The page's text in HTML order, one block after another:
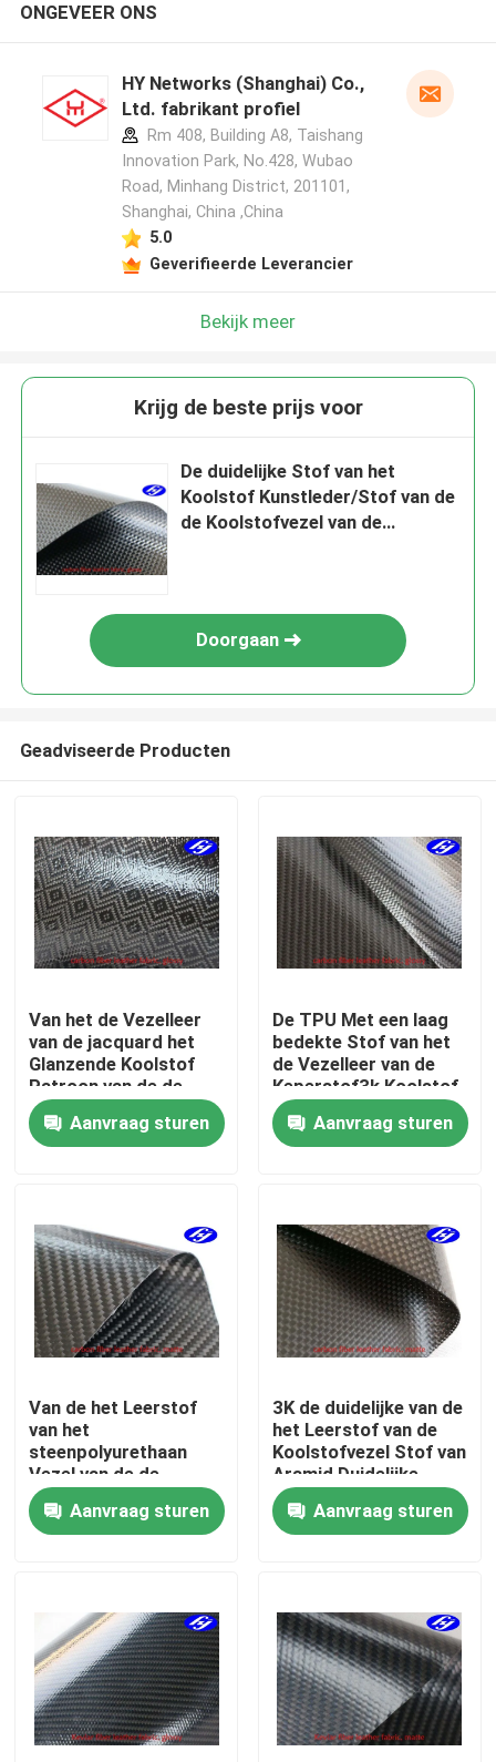
Thuis
Videos
Over ons
Fabrieksreis
Kwaliteitscontrole
Contacteer ons
nieuws
Vraag een offerte aan
De Stof van koolstofaramid
ONGEVEER ONS
HY Networks (Shanghai) Co.,
Ltd. fabrikant profiel
Rm 408, Building A8, Taishang
Innovation Park, No.428, Wubao
Road, Minhang District, 201101,
Shanghai, China ,China
5.0
Geverifieerde Leverancier
Bekijk meer
Krijg de beste prijs voor
De duidelijke Stof van het
Koolstof Kunstleder/Stof van de
de Koolstofvezel van de
Doorgaan
Geadviseerde Producten
Van het de Vezelleer
van de jacquard het
Glanzende Koolstof
Patroon van de de
Stoffentpu Met een
laag bedekte Ruit voor
Portefeuilles
Aanvraag sturen
De TPU Met een laag
bedekte Stof van het
de Vezelleer van de
Keperstof3k Koolstof
voor
Portefeuilles/Zakken
Aanvraag sturen
Van de het Leerstof
van het
steenpolyurethaan
Vezel van de de
Keperstof3k Koolstof
de TPU Met een laag
bedekte
Aanvraag sturen
3K de duidelijke van de
het Leerstof van de
Koolstofvezel Stof van
Aramid Duidelijke
Zwarte Steen Geweven
Aanvraag sturen